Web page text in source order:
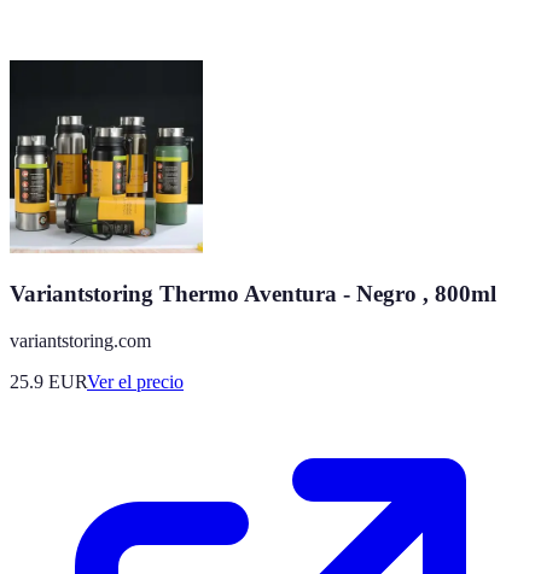
Variantstoring Thermo Aventura - Negro , 800ml
variantstoring.com
25.9 EURVer el precio